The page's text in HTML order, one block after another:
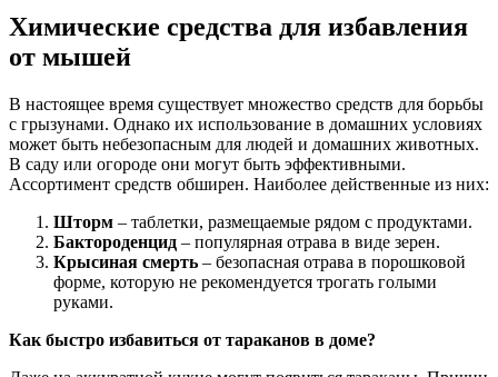
Химические средства для избавления
от мышей
В настоящее время существует множество средств для борьбы
с грызунами. Однако их использование в домашних условиях
может быть небезопасным для людей и домашних животных.
В саду или огороде они могут быть эффективными.
Ассортимент средств обширен. Наиболее действенные из них:
Шторм – таблетки, размещаемые рядом с продуктами.
Бактороденцид – популярная отрава в виде зерен.
Крысиная смерть – безопасная отрава в порошковой
форме, которую не рекомендуется трогать голыми
руками.
Как быстро избавиться от тараканов в доме?